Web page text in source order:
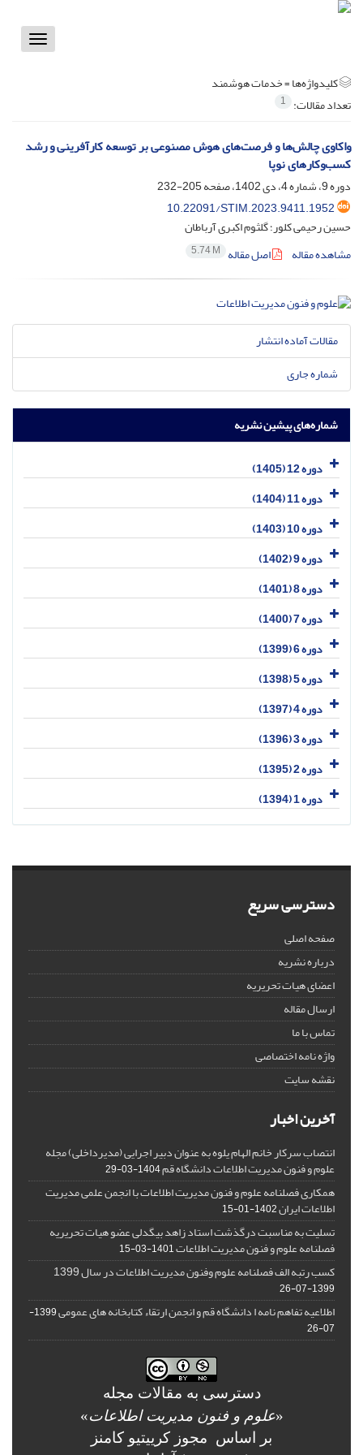
Toggle
کلیدواژه‌ها =خدمات هوشمند
تعداد مقالات: 1
واکاوی چالش‌ها و فرصت‌های هوش مصنوعی بر توسعه کارآفرینی و رشد
کسب‌وکارهای نوپا
دوره 9، شماره 4، دی 1402، صفحه
205-232
10.22091/STIM.2023.9411.1952
حسین رحیمی کلور؛ گلثوم اکبری آرباطان
مشاهده مقاله
اصل مقاله 5.74 M
مقالات آماده انتشار
شماره جاری
شماره‌های پیشین نشریه
دوره 12 (1405)
دوره 11 (1404)
دوره 10 (1403)
دوره 9 (1402)
دوره 8 (1401)
دوره 7 (1400)
دوره 6 (1399)
دوره 5 (1398)
دوره 4 (1397)
دوره 3 (1396)
دوره 2 (1395)
دوره 1 (1394)
دسترسی سریع
صفحه اصلی
درباره نشریه
اعضای هیات تحریریه
ارسال مقاله
تماس با ما
واژه نامه اختصاصی
نقشه سایت
آخرین اخبار
انتصاب سرکار خانم الهام یلوه به عنوان دبیر اجرایی (مدیرداخلی) مجله
علوم و فنون مدیریت اطلاعات دانشگاه قم1404-03-29
همکاری فصلنامه علوم و فنون مدیریت اطلاعات با انجمن علمی مدیریت
اطلاعات ایران1402-01-15
تسلیت به مناسبت درگذشت استاد زاهد بیگدلی عضو هیات تحریریه
فصلنامه علوم و فنون مدیریت اطلاعات1401-03-15
کسب رتبه الف فصلنامه علوم وفنون مدیریت اطلاعات در سال 1399
1399-07-26
اطلاعیه تفاهم نامه ا دانشگاه قم و انجمن ارتقاء کتابخانه های عمومی
1399-
07-26
دسترسی به مقالات مجله
«علوم و فنون مدیریت اطلاعات»
بر اساس مجوز کرییتیو کامنز